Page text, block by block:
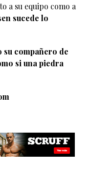
a su equipo como a
sucede lo
su compañero de
si una piedra